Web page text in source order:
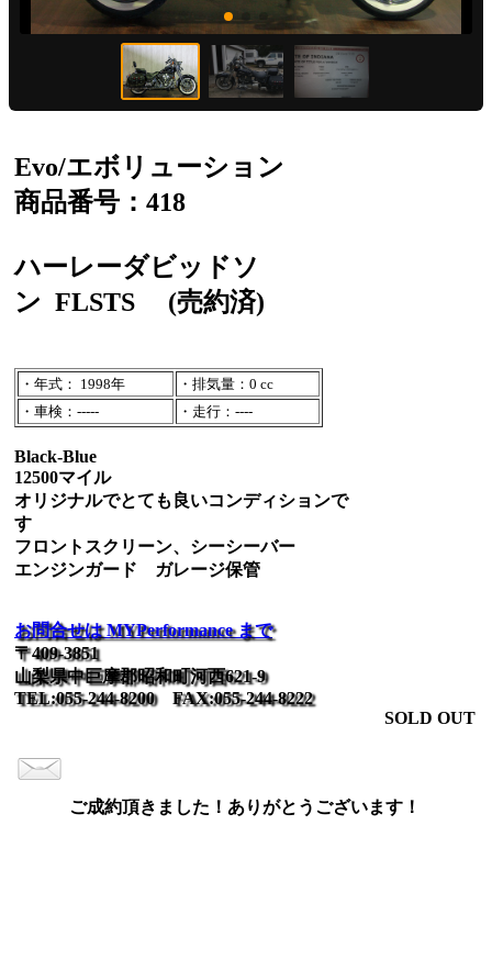
Evo/エボリューション
商品番号：418
ハーレーダビッドソ
ン FLSTS (売約済)
・年式： 1998年
・排気量：0 cc
・車検：-----
・走行：----
Black-Blue
12500マイル
オリジナルでとても良いコンディションで
す
フロントスクリーン、シーシーバー
エンジンガード ガレージ保管
お問合せは MYPerformance まで
〒409-3851
山梨県中巨摩郡昭和町河西621-9
TEL:055-244-8200 FAX:055-244-8222
SOLD OUT
ご成約頂きました！ありがとうございます！